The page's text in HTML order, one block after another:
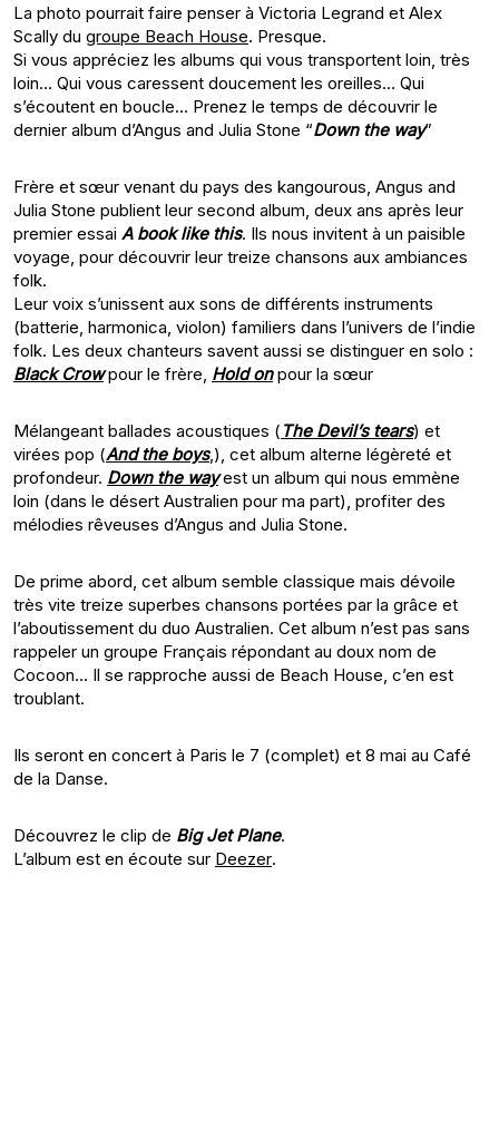
La photo pourrait faire penser à Victoria Legrand et Alex
Scally du groupe Beach House. Presque.
Si vous appréciez les albums qui vous transportent loin, très
loin… Qui vous caressent doucement les oreilles… Qui
s’écoutent en boucle… Prenez le temps de découvrir le
dernier album d’Angus and Julia Stone “Down the way”
Frère et sœur venant du pays des kangourous, Angus and
Julia Stone publient leur second album, deux ans après leur
premier essai A book like this. Ils nous invitent à un paisible
voyage, pour découvrir leur treize chansons aux ambiances
folk.
Leur voix s’unissent aux sons de différents instruments
(batterie, harmonica, violon) familiers dans l’univers de l’indie
folk. Les deux chanteurs savent aussi se distinguer en solo :
Black Crowpour le frère, Hold onpour la sœur
Mélangeant ballades acoustiques ( The Devil’s tears) et
virées pop (And the boys,), cet album alterne légèreté et
profondeur. Down the wayest un album qui nous emmène
loin (dans le désert Australien pour ma part), profiter des
mélodies rêveuses d’Angus and Julia Stone.
De prime abord, cet album semble classique mais dévoile
très vite treize superbes chansons portées par la grâce et
l’aboutissement du duo Australien. Cet album n’est pas sans
rappeler un groupe Français répondant au doux nom de
Cocoon… Il se rapproche aussi de Beach House, c’en est
troublant.
Ils seront en concert à Paris le 7 (complet) et 8 mai au Café
de la Danse.
Découvrez le clip de Big Jet Plane.
L’album est en écoute sur Deezer.